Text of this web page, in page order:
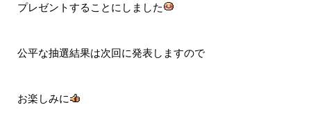
プレゼントすることにしました
公平な抽選結果は次回に発表しますので
お楽しみに